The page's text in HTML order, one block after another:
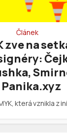
Článek
zve na
Panika.xyz
která vznikla z